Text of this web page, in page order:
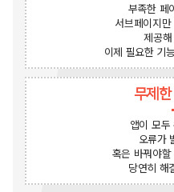
부족한 페
서브페이지
제공
이제 필요한 기
무제
앱이 모두
오류가
혹은 바꿔야
당연히 해